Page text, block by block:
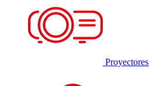
Proyectores